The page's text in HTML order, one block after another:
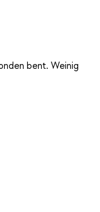
bent. Weinig